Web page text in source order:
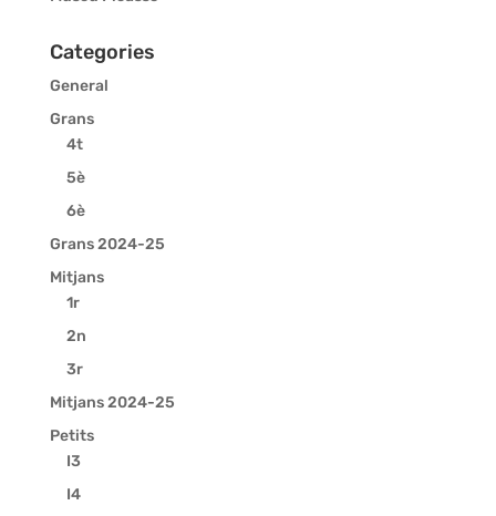
Categories
General
Grans
4t
5è
6è
Grans 2024-25
Mitjans
1r
2n
3r
Mitjans 2024-25
Petits
I3
I4